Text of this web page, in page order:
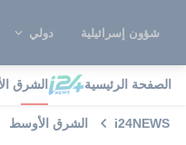
شؤون إسرائيلية دولي
الصفحة الرئيسية الشرق
i24NEWS الشرق الأوسط